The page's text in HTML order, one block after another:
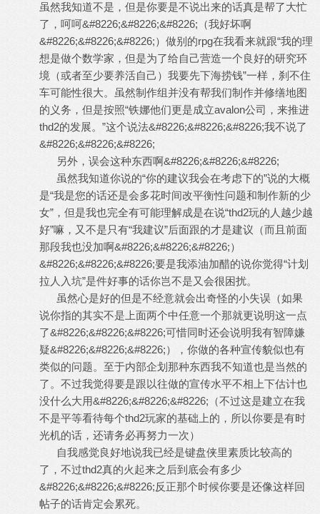
虽然我知道不是，但是你要是不说出来的话真是帮了大忙
了，呵呵&#8226;&#8226;&#8226;（我好坏啊
&#8226;&#8226;&#8226;）做别的rpg在我看来就跟“我的理
想是做个数学家，但是为了给自己营造一个良好的研究环
境（或者至少要养活自己）我要先下海捞钱”一样，刹不住
车可能性很大。虽然制作组并没有帮我们制作并修缮地图
的义务，但是按照“铁娜他们更是成立avalon公司，来推进
thd2的发展。”这个说法&#8226;&#8226;&#8226;我不说了
&#8226;&#8226;&#8226;
另外，误会这种东西啊&#8226;&#8226;&#8226;
虽然我知道你说的“你的建议我会在考虑下的”说的大概
是“我是您的话还是会多花时间改平衡性问题和制作新的少
女”，但是我也完全有可能理解成是在说“thd2玩的人越少越
好”嘛，又不是只有“我建议”后面跟的才是建议（而且前面
那段我也没加啊&#8226;&#8226;&#8226;）
&#8226;&#8226;&#8226;要是我添油加醋的说你觉得“计划
拉人入坑”是件好事的话你岂不是又会很困扰。
虽然心是好的但是不经意就会出奇怪的小失误（如果
说你指的其实不是上面两个中任意一个那就更说明这一点
了&#8226;&#8226;&#8226;可惜同时还会说明我有智障嫌
疑&#8226;&#8226;&#8226;），你做的各种宣传貌似也有
类似的问题。至于内部企划那种东西我不知道也是当然的
了。不过我觉得要是跟以往做的宣传水平不相上下估计也
没什么大用&#8226;&#8226;&#8226;（不过这是建立在我
不是平等看待每个thd2玩家的基础上的，所以你要是有时
光机的话，还请务必再努力一次）
自我感觉良好地说我已经是键盘侠里素质比较高的
了，不过thd2真的火起来之后到底会有多少
&#8226;&#8226;&#8226;反正那个时候你要是还像这样回
帖子的话肯定会累死。